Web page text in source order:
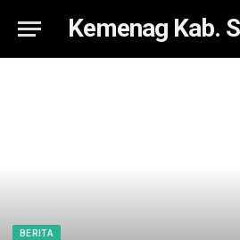
Kemenag Kab.
BERITA